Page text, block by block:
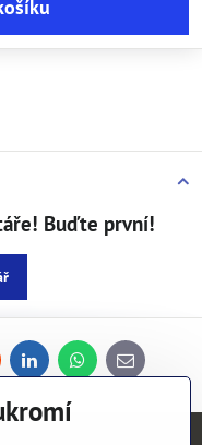
Buďte první!
LinkedInWhatsApp
E-
mail